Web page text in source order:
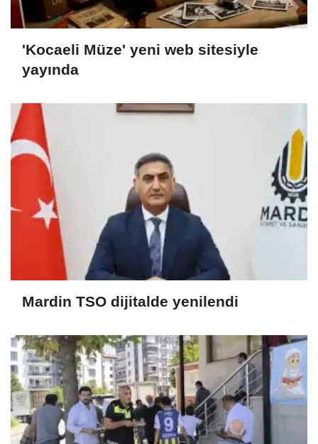
'Kocaeli Müze' yeni web sitesiyle
yayında
Mardin TSO dijitalde yenilendi